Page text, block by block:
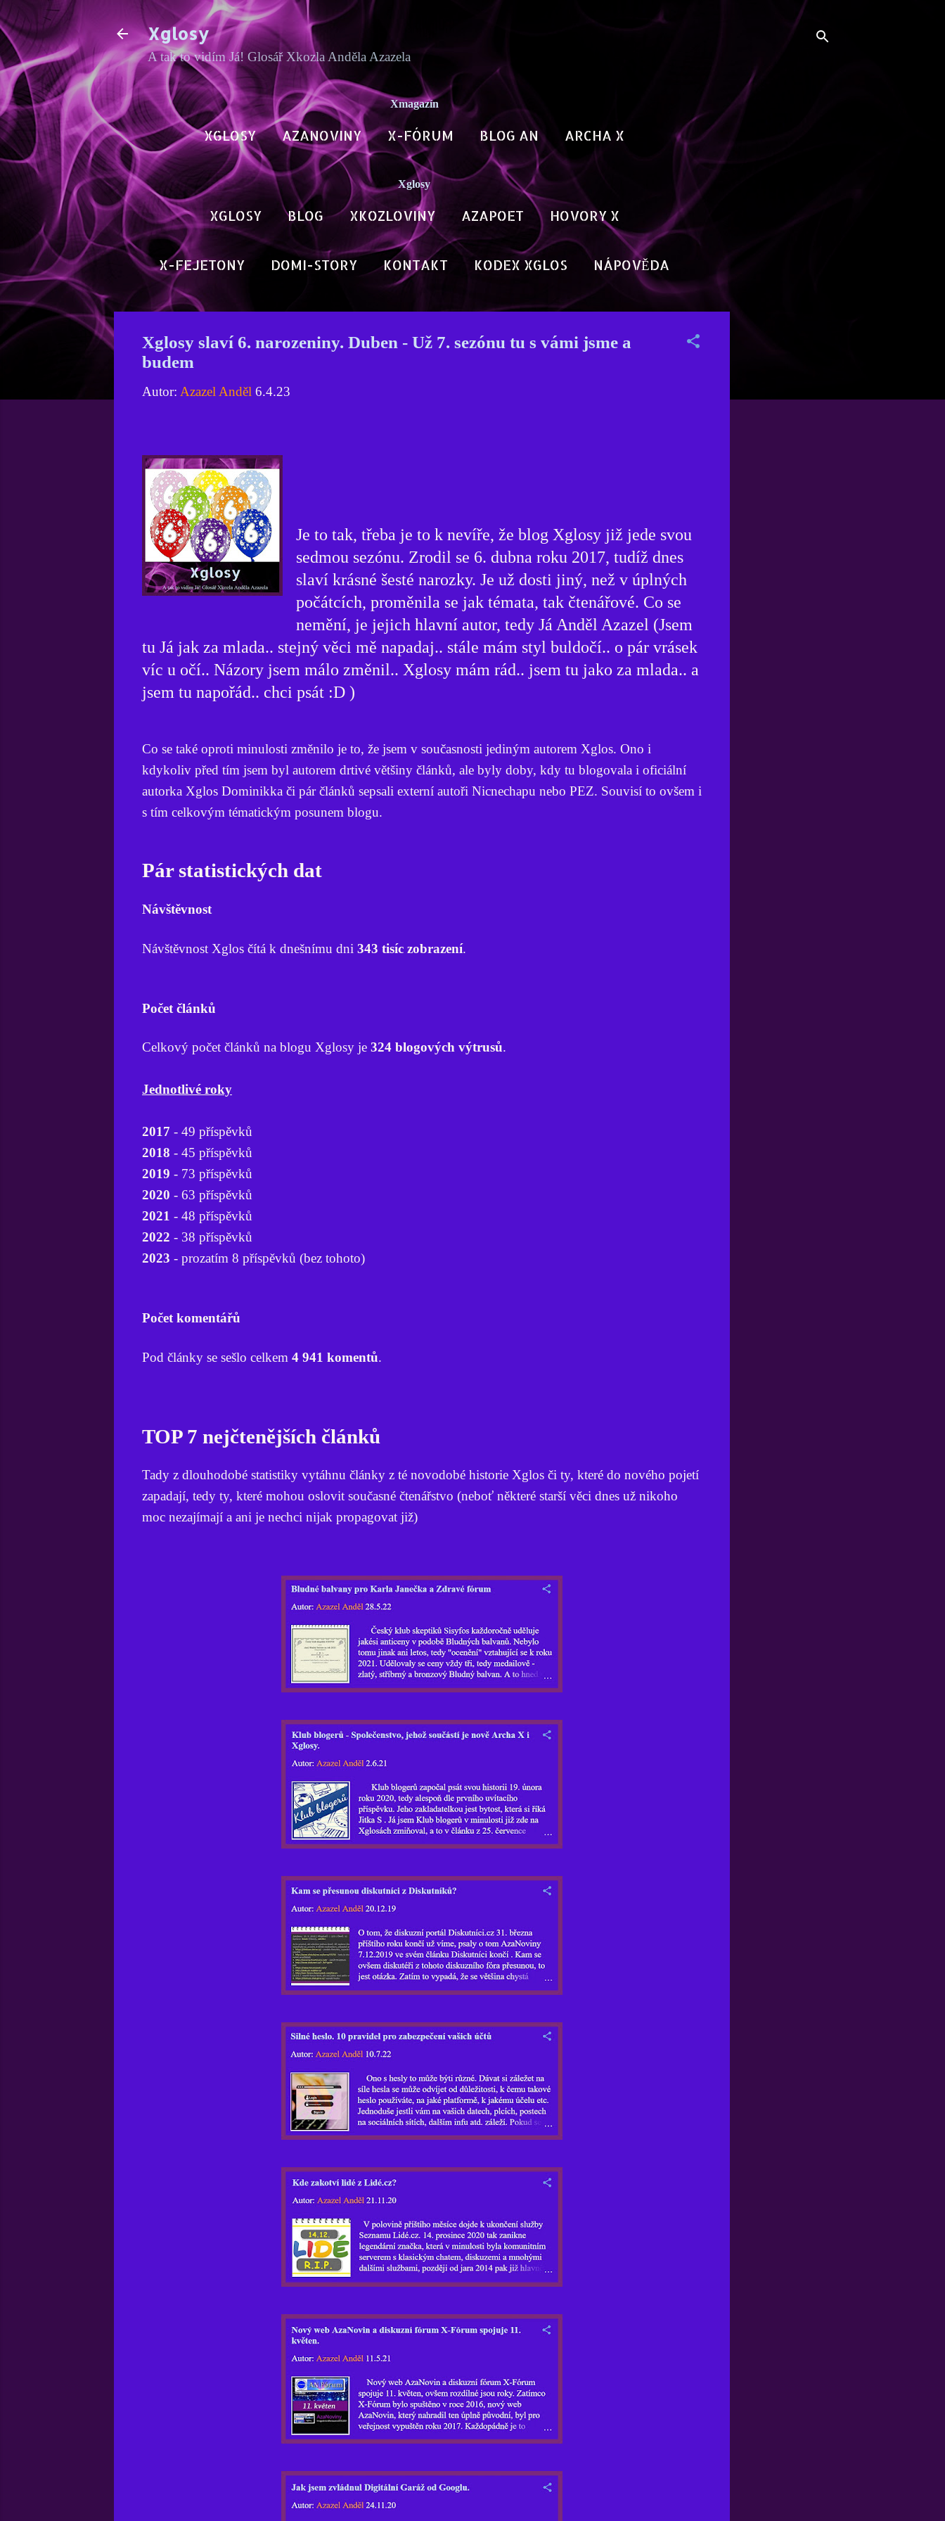
Xglosy
A tak to vidím Já! Glosář Xkozla Anděla Azazela
Xmagazín
XGLOSY AZANOVINY X-FÓRUM BLOG AN ARCHA X
Xglosy
XGLOSY BLOG XKOZLOVINY AZAPOET HOVORY X
X-FEJETONY DOMI-STORY KONTAKT KODEX XGLOS NÁPOVĚDA
Xglosy slaví 6. narozeniny. Duben - Už 7. sezónu tu s vámi jsme a
budem
Autor: Azazel Anděl 6.4.23
Je to tak, třeba je to k nevíře, že blog Xglosy již jede svou
sedmou sezónu. Zrodil se 6. dubna roku 2017, tudíž dnes
slaví krásné šesté narozky. Je už dosti jiný, než v úplných
počátcích, proměnila se jak témata, tak čtenářové. Co se
nemění, je jejich hlavní autor, tedy Já Anděl Azazel (Jsem
tu Já jak za mlada.. stejný věci mě napadaj.. stále mám styl buldočí.. o pár vrásek
víc u očí.. Názory jsem málo změnil.. Xglosy mám rád.. jsem tu jako za mlada.. a
jsem tu napořád.. chci psát :D )
Co se také oproti minulosti změnilo je to, že jsem v současnosti jediným autorem Xglos. Ono i
kdykoliv před tím jsem byl autorem drtivé většiny článků, ale byly doby, kdy tu blogovala i oficiální
autorka Xglos Dominikka či pár článků sepsali externí autoři Nicnechapu nebo PEZ. Souvisí to ovšem i
s tím celkovým tématickým posunem blogu.
Pár statistických dat
Návštěvnost
Návštěvnost Xglos čítá k dnešnímu dni 343 tisíc zobrazení.
Počet článků
Celkový počet článků na blogu Xglosy je 324 blogových výtrusů.
Jednotlivé roky
2017 - 49 příspěvků
2018 - 45 příspěvků
2019 - 73 příspěvků
2020 - 63 příspěvků
2021 - 48 příspěvků
2022 - 38 příspěvků
2023 - prozatím 8 příspěvků (bez tohoto)
Počet komentářů
Pod články se sešlo celkem 4 941 komentů.
TOP 7 nejčtenějších článků
Tady z dlouhodobé statistiky vytáhnu články z té novodobé historie Xglos či ty, které do nového pojetí
zapadají, tedy ty, které mohou oslovit současné čtenářstvo (neboť některé starší věci dnes už nikoho
moc nezajímají a ani je nechci nijak propagovat již)